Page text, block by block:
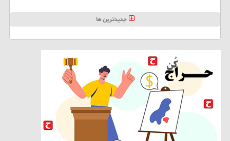
جدیدترین ها